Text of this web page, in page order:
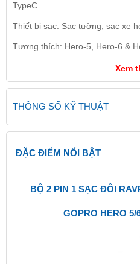
TypeC
Thiết bị sạc: Sạc tường, sạc xe
Tương thích: Hero-5, Hero-6 &
Xem
THÔNG SỐ KỸ THUẬT
ĐẶC ĐIỂM NỔI BẬT
BỘ 2 PIN 1 SẠC ĐÔI
GOPRO HERO 5/